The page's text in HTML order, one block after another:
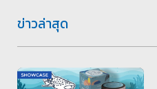
ข่าวล่าสุด